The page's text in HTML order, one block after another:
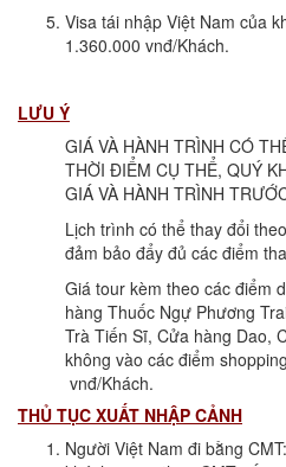
Visa tái nhập Việt Nam của
1.360.000 vnđ/Khách.
LƯU Ý
GIÁ VÀ HÀNH TRÌNH CÓ
THỜI ĐIỂM CỤ THỂ, QUÝ
GIÁ VÀ HÀNH TRÌNH
Lịch trình có thể thay đổi
đảm bảo đẩy đủ các điểm
Giá tour kèm theo các điểm
hàng Thuốc Ngự Phương
Trà Tiến Sĩ, Cửa hàng Dao,
không vào các điểm
vnđ/Khách.
THỦ TỤC XUẤT NHẬP CẢNH
Người Việt Nam đi bằng